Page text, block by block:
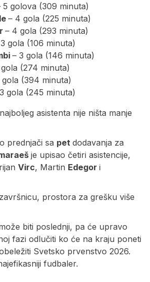
5 golova (309 minuta)
– 4 gola (225 minuta)
– 4 gola (293 minuta)
gola (106 minuta)
– 3 gola (146 minuta)
(274 minuta)
gola (394 minuta)
gola (245 minuta)
asistenta nije ništa manje
prednjači sa pet dodavanja za
je upisao četiri asistencije,
Virc, Martin Edegor i
prostora za grešku više
biti poslednji, pa će upravo
fazi odlučiti ko će na kraju poneti
Svetsko prvenstvo 2026.
fudbaler.